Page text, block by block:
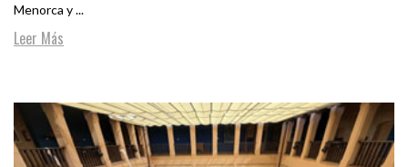
Menorca y ...
Leer Más